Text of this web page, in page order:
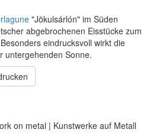
"Jökulsárlón" im Süden
abgebrochenen Eisstücke zum
eindrucksvoll wirkt die
untergehenden Sonne.
on metal | Kunstwerke auf Metall